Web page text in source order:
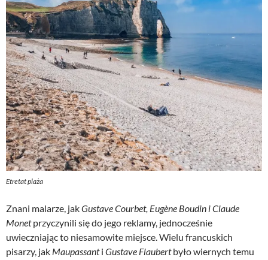
Etretat plaża
Znani malarze, jakGustave Courbet, Eugène Boudin i Claude
Monetprzyczynili się do jego reklamy, jednocześnie
uwieczniając to niesamowite miejsce. Wielu francuskich
pisarzy, jak Maupassanti Gustave Flaubertbyło wiernych temu